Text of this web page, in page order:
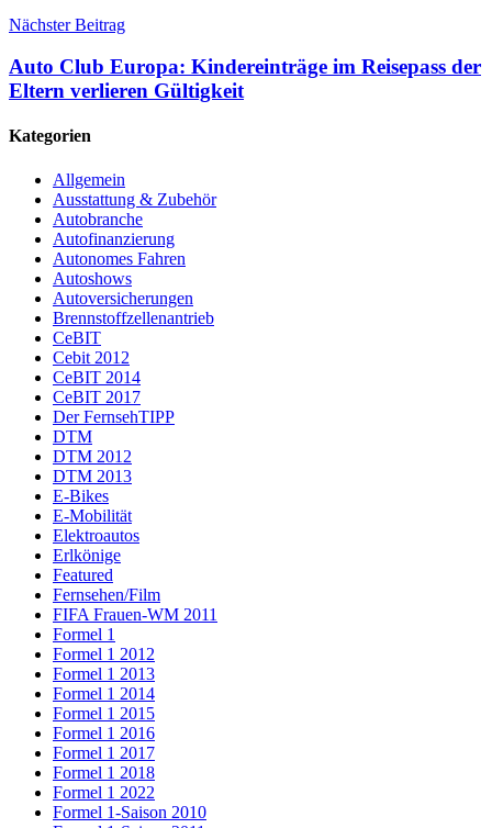
Nächster Beitrag
Auto Club Europa: Kindereinträge im Reisepass der
Eltern verlieren Gültigkeit
Kategorien
Allgemein
Ausstattung & Zubehör
Autobranche
Autofinanzierung
Autonomes Fahren
Autoshows
Autoversicherungen
Brennstoffzellenantrieb
CeBIT
Cebit 2012
CeBIT 2014
CeBIT 2017
Der FernsehTIPP
DTM
DTM 2012
DTM 2013
E-Bikes
E-Mobilität
Elektroautos
Erlkönige
Featured
Fernsehen/Film
FIFA Frauen-WM 2011
Formel 1
Formel 1 2012
Formel 1 2013
Formel 1 2014
Formel 1 2015
Formel 1 2016
Formel 1 2017
Formel 1 2018
Formel 1 2022
Formel 1-Saison 2010